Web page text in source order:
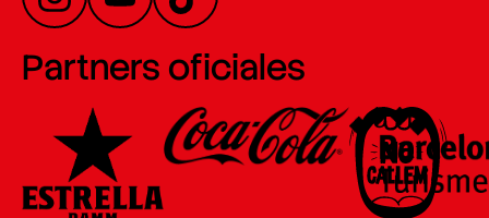
Partners oficiales